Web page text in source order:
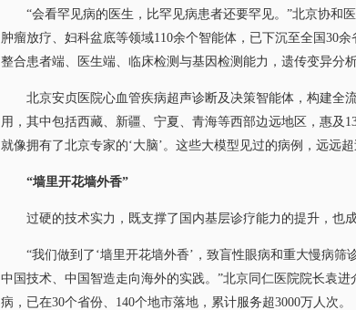
“会看罕见病的医生，比罕见病患者还要罕见。”北京协和医
肿瘤放疗、妇科盆底等领域110余个智能体，已下沉至全国30
整合患者端、医生端、临床检测与基因检测能力，遗传变异分
北京安贞医院心血管疾病超声诊断及决策智能体，构建全
用，其中包括西藏、新疆、宁夏、青海等西部边远地区，惠及
就像拥有了北京专家的‘大脑’。这些大模型见过的病例，远远
“墙里开花墙外香”
过硬的技术实力，既支撑了国内基层诊疗能力的提升，也成
“我们做到了‘墙里开花墙外香’，致盲性眼病和重大慢病筛
中国技术、中国智造走向海外的实践。”北京同仁医院院长袁
病，已在30个省份、140个地市落地，累计服务超3000万人次。